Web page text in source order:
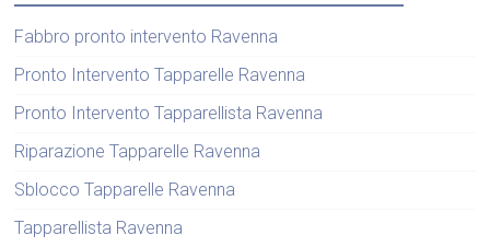
Fabbro pronto intervento Ravenna
Pronto Intervento Tapparelle Ravenna
Pronto Intervento Tapparellista Ravenna
Riparazione Tapparelle Ravenna
Sblocco Tapparelle Ravenna
Tapparellista Ravenna